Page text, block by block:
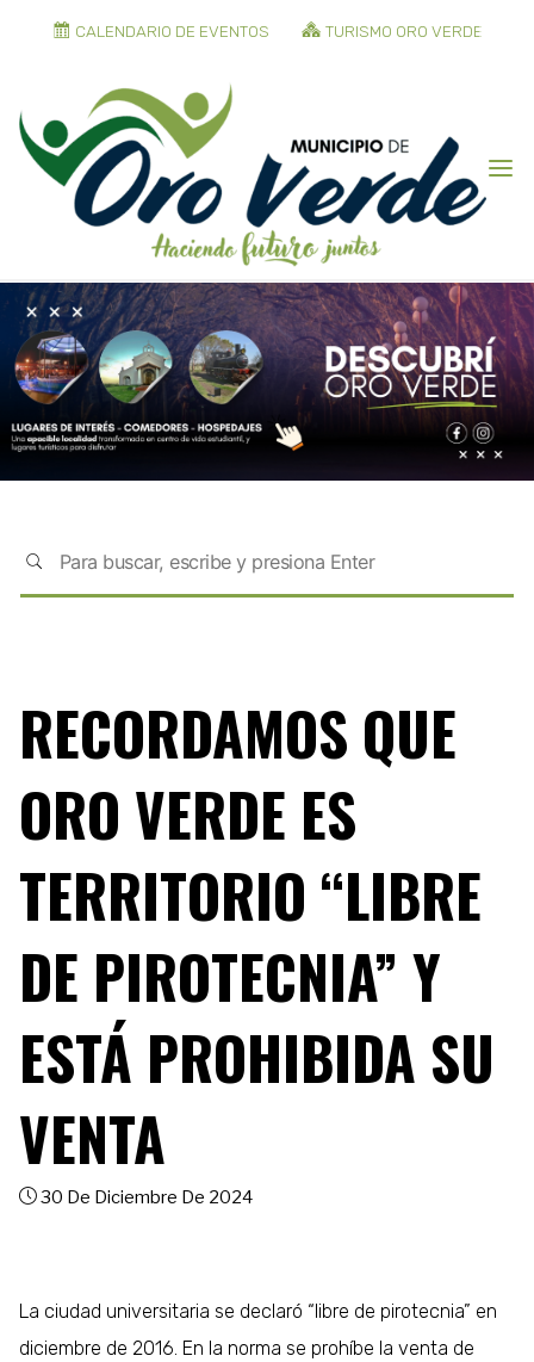
CALENDARIO DE EVENTOS TURISMO ORO VERDE
RECORDAMOS QUE
ORO VERDE ES
TERRITORIO “LIBRE
DE PIROTECNIA” Y
ESTÁ PROHIBIDA SU
VENTA
30 De Diciembre De 2024
La ciudad universitaria se declaró “libre de pirotecnia” en
diciembre de 2016. En la norma se prohíbe la venta de